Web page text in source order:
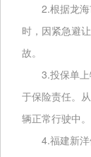
2.根据龙
时，因紧急避
故。
3.投保单
于保险责任。
辆正常行驶中。
4.福建新